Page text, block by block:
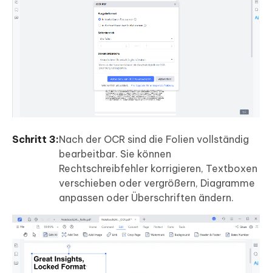
Schritt 3:Nach der OCR sind die Folien vollständig
bearbeitbar. Sie können
Rechtschreibfehler korrigieren, Textboxen
verschieben oder vergrößern, Diagramme
anpassen oder Überschriften ändern.